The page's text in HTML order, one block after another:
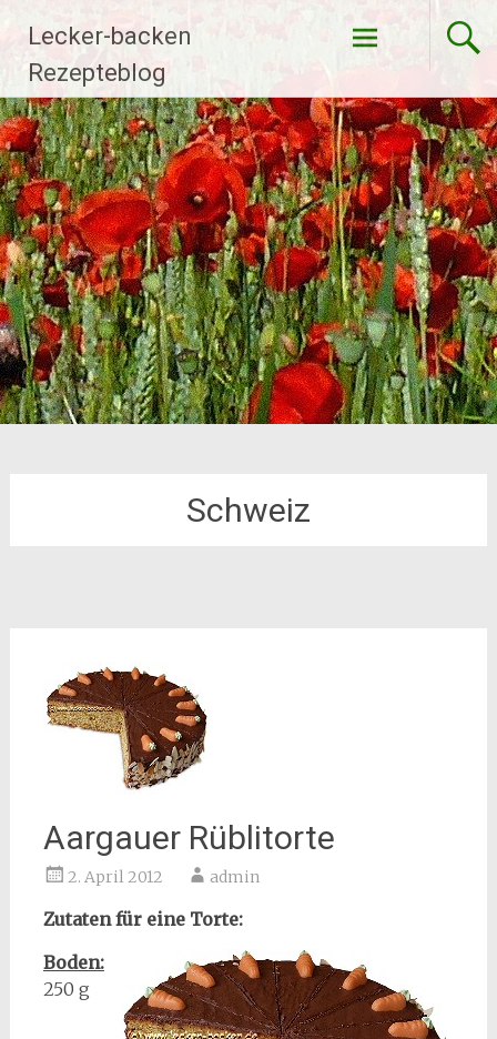
Inhalt
springen
Lecker-backen
Rezepteblog
Schweiz
Aargauer Rüblitorte
2. April 2012 admin
Zutaten für eine Torte:
Boden:
250 g